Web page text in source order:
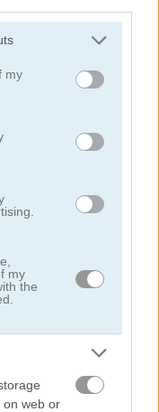
khác.
including but
You may click to
third-party tags to
in below Google
my
my
the
on web or